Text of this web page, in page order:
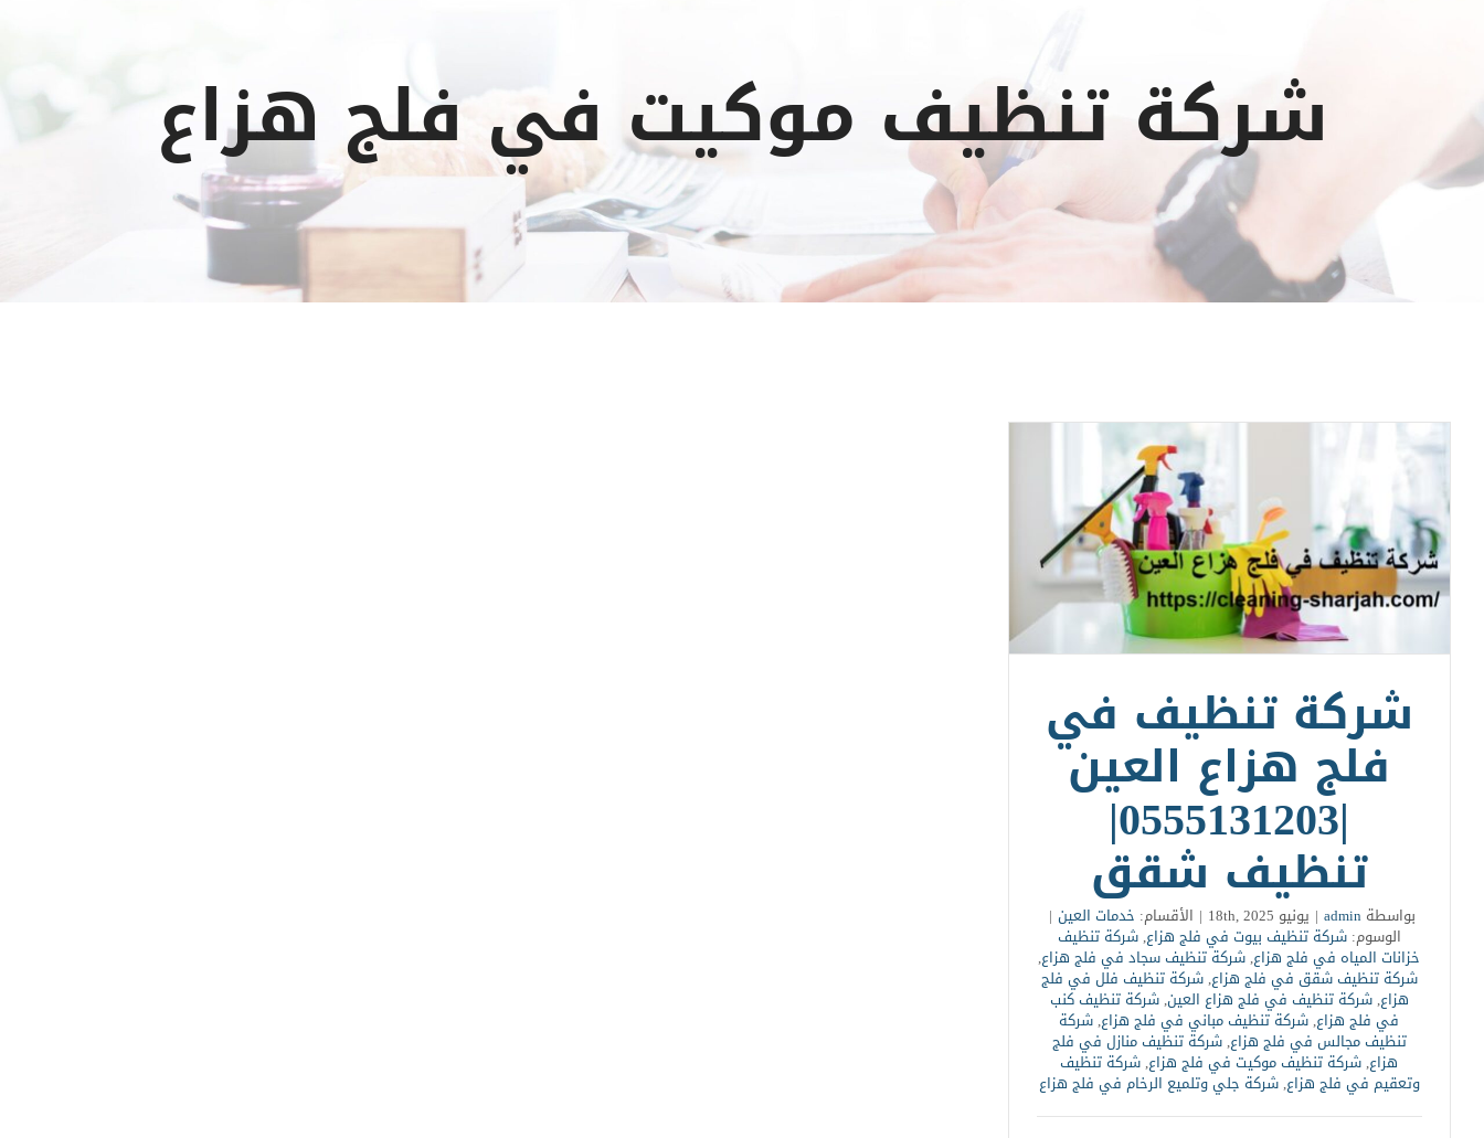
شركة تنظيف موكيت في فلج هزاع
شركة تنظيف في
فلج هزاع العين
|0555131203|
تنظيف شقق
بواسطةadmin
| يونيو 18th, 2025 | الأقسام: خدمات العين |
الوسوم:شركة تنظيف بيوت في فلج هزاع,شركة تنظيف
خزانات المياه في فلج هزاع,شركة تنظيف سجاد في فلج هزاع,
شركة تنظيف شقق في فلج هزاع,شركة تنظيف فلل في فلج
هزاع,شركة تنظيف في فلج هزاع العين,شركة تنظيف كنب
في فلج هزاع,شركة تنظيف مباني في فلج هزاع,شركة
تنظيف مجالس في فلج هزاع,شركة تنظيف منازل في فلج
هزاع,شركة تنظيف موكيت في فلج هزاع,شركة تنظيف
وتعقيم في فلج هزاع,شركة جلي وتلميع الرخام في فلج هزاع